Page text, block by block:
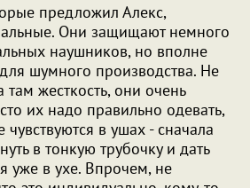
предложил Алекс,
Они защищают немного
наушников, но вполне
шумного производства. Не
там жесткость, они очень
их надо правильно одевать,
чувствуются в ушах - сначала
в тонкую трубочку и дать
уже в ухе. Впрочем, не